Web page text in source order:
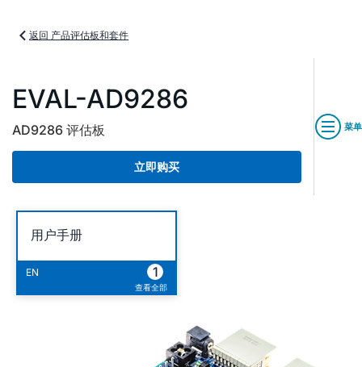
返回 产品评估板和套件
EVAL-AD9286
AD9286 评估板
立即购买
菜单
用户手册
EN 1
查看全部